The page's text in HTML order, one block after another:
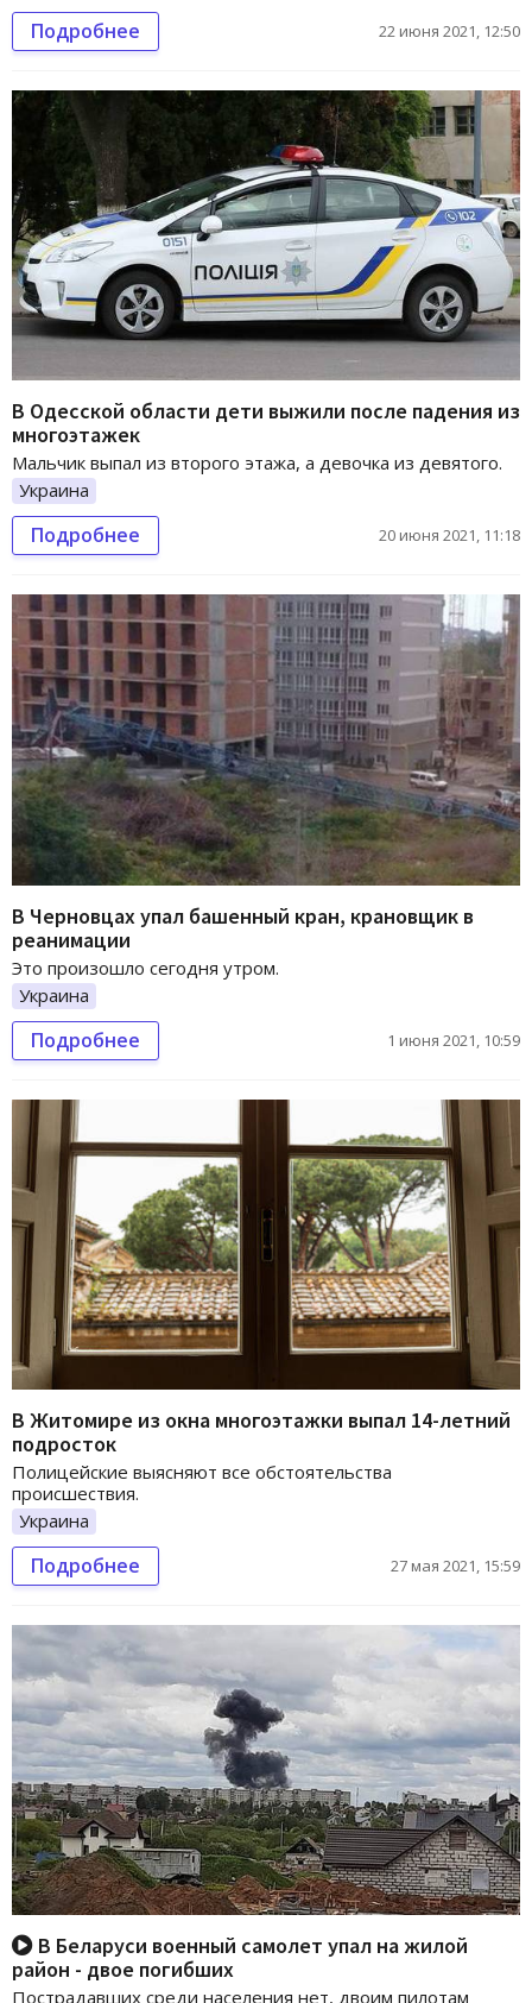
Подробнее 22 июня 2021, 12:50
В Одесской области дети выжили после падения из
многоэтажек
Мальчик выпал из второго этажа, а девочка из девятого.
Украина
Подробнее 20 июня 2021, 11:18
В Черновцах упал башенный кран, крановщик в
реанимации
Это произошло сегодня утром.
Украина
Подробнее 1 июня 2021, 10:59
В Житомире из окна многоэтажки выпал 14-летний
подросток
Полицейские выясняют все обстоятельства
происшествия.
Украина
Подробнее 27 мая 2021, 15:59
В Беларуси военный самолет упал на жилой
район - двое погибших
Пострадавших среди населения нет, двоим пилотам